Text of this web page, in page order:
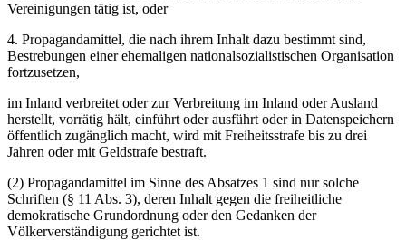
Vereinigungen tätig ist, oder
4. Propagandamittel, die nach ihrem Inhalt dazu bestimmt sind,
Bestrebungen einer ehemaligen nationalsozialistischen Organisation
fortzusetzen,
im Inland verbreitet oder zur Verbreitung im Inland oder Ausland
herstellt, vorrätig hält, einführt oder ausführt oder in Datenspeichern
öffentlich zugänglich macht, wird mit Freiheitsstrafe bis zu drei
Jahren oder mit Geldstrafe bestraft.
(2) Propagandamittel im Sinne des Absatzes 1 sind nur solche
Schriften (§ 11 Abs. 3), deren Inhalt gegen die freiheitliche
demokratische Grundordnung oder den Gedanken der
Völkerverständigung gerichtet ist.